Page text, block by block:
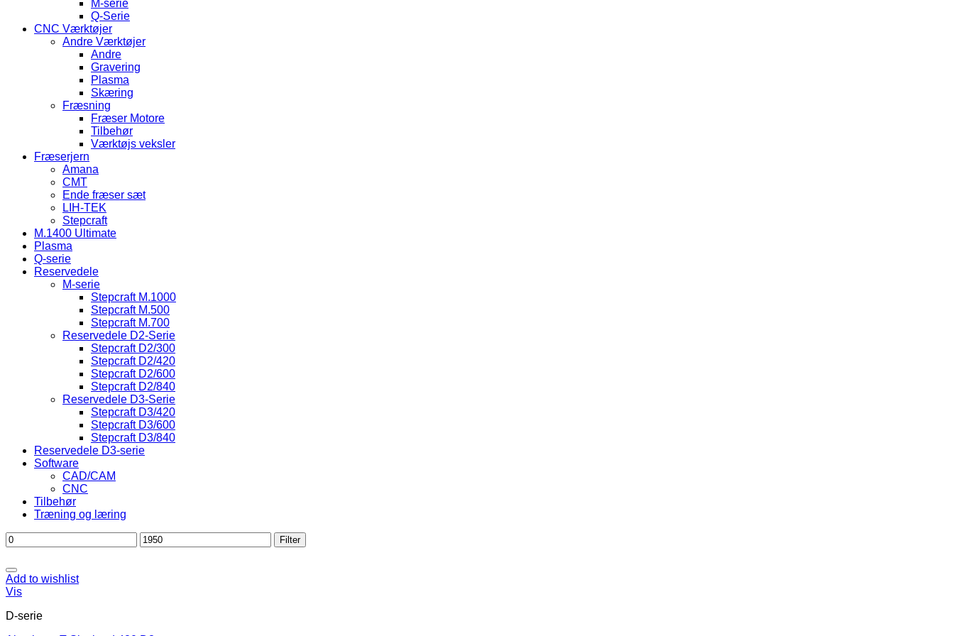
M-serie
Q-Serie
CNC Værktøjer
Andre Værktøjer
Andre
Gravering
Plasma
Skæring
Fræsning
Fræser Motore
Tilbehør
Værktøjs veksler
Fræserjern
Amana
CMT
Ende fræser sæt
LIH-TEK
Stepcraft
M.1400 Ultimate
Plasma
Q-serie
Reservedele
M-serie
Stepcraft M.1000
Stepcraft M.500
Stepcraft M.700
Reservedele D2-Serie
Stepcraft D2/300
Stepcraft D2/420
Stepcraft D2/600
Stepcraft D2/840
Reservedele D3-Serie
Stepcraft D3/420
Stepcraft D3/600
Stepcraft D3/840
Reservedele D3-serie
Software
CAD/CAM
CNC
Tilbehør
Træning og læring
Mindste
pris
Højeste
pris
Filter
Add to wishlist
Vis
D-serie